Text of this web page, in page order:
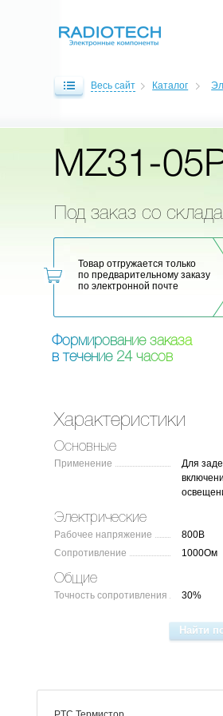
Весь сайт Каталог
MZ31-
Под заказ со
Товар отгружается только
по предварительному заказу
по электронной почте
Формирование заказа
в течение 24 часов
Характеристики
Основные
Применение
Для
Электрические
Рабочее напряжение
800В
Сопротивление
1000Ом
Общие
Точность сопротивления 30%